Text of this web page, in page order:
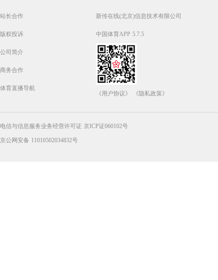
站长合作
版权投诉
公司简介
商务合作
体育直播导航
新传在线(北京)信息技术有限公司
中国体育APP 5.7.5
《用户协议》 《隐私政策》
电信与信息服务业务经营许可证 京ICP证060102号
京公网安备 11010502034832号